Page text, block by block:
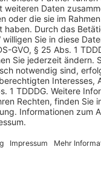
Datenschutz